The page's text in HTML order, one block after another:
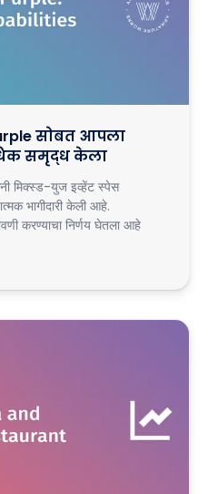
सोबत आपला
समृद्ध केला
मिक्स्ड-युज इव्हेंट स्पेस
भागीदारी केली आहे.
करण्याचा निर्णय घेतला आहे